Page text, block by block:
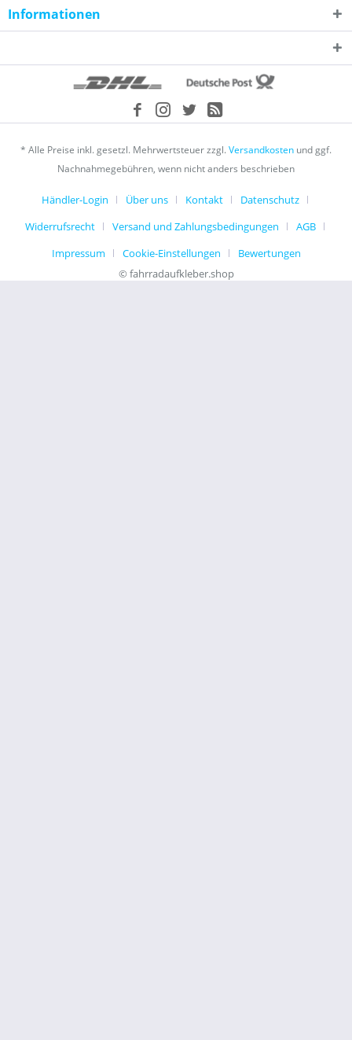
Informationen
* Alle Preise inkl. gesetzl. Mehrwertsteuer zzgl.Versandkosten und ggf.
Nachnahmegebühren, wenn nicht anders beschrieben
Händler-Login Über uns Kontakt
Datenschutz
Widerrufsrecht
Versand und Zahlungsbedingungen
AGB
Impressum
Cookie-Einstellungen
Bewertungen
© fahrradaufkleber.shop